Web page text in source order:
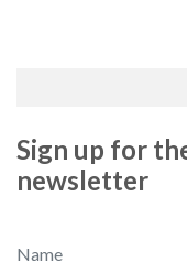
Sign up for
newsletter